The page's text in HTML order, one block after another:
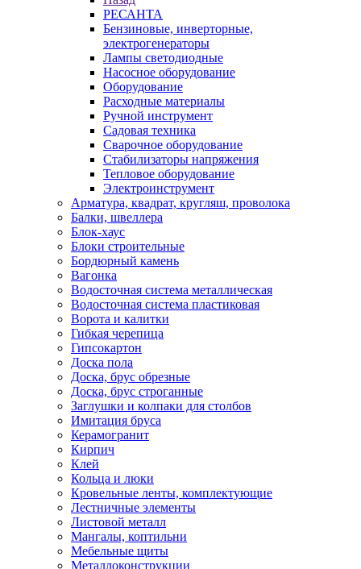
РЕСАНТА
Бензиновые, инверторные,
электрогенераторы
Лампы светодиодные
Насосное оборудование
Оборудование
Расходные материалы
Ручной инструмент
Садовая техника
Сварочное оборудование
Стабилизаторы напряжения
Тепловое оборудование
Электроинструмент
Арматура, квадрат, кругляш, проволока
Балки, швеллера
Блок-хаус
Блоки строительные
Бордюрный камень
Вагонка
Водосточная система металлическая
Водосточная система пластиковая
Ворота и калитки
Гибкая черепица
Гипсокартон
Доска пола
Доска, брус обрезные
Доска, брус строганные
Заглушки и колпаки для столбов
Имитация бруса
Керамогранит
Кирпич
Клей
Кольца и люки
Кровельные ленты, комплектующие
Лестничные элементы
Листовой металл
Мангалы, коптильни
Мебельные щиты
Металлоконструкции